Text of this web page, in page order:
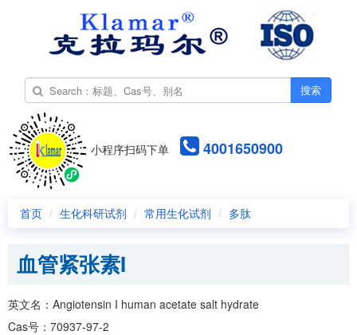
搜索
小程序扫码下单 4001650900
首页 生化科研试剂 常用生化试剂 多肽
血管紧张素I
英文名：Angiotensin I human acetate salt hydrate
Cas号：70937-97-2